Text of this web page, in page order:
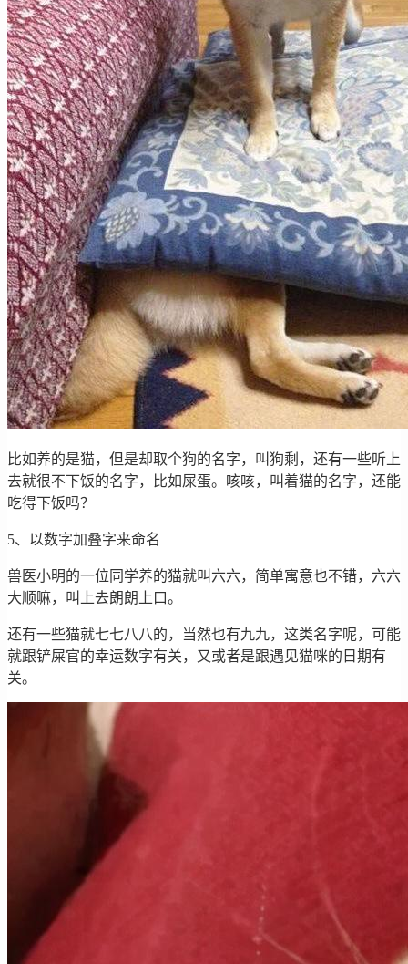
比如养的是猫，但是却取个狗的名字，叫狗剩，还有一些听上
去就很不下饭的名字，比如屎蛋。咳咳，叫着猫的名字，还能
吃得下饭吗？
5、以数字加叠字来命名
兽医小明的一位同学养的猫就叫六六，简单寓意也不错，六六
大顺嘛，叫上去朗朗上口。
还有一些猫就七七八八的，当然也有九九，这类名字呢，可能
就跟铲屎官的幸运数字有关，又或者是跟遇见猫咪的日期有
关。